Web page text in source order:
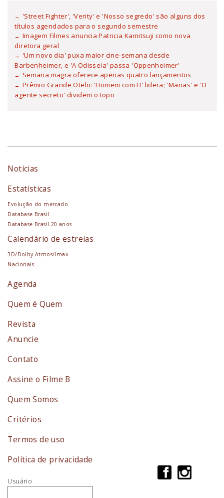
'Street Fighter', 'Verity' e 'Nosso segredo' são alguns dos
títulos agendados para o segundo semestre
Imagem Filmes anuncia Patricia Kamitsuji como nova
diretora geral
'Um novo dia' puxa maior cine-semana desde
Barbenheimer, e 'A Odisseia' passa 'Oppenheimer'
Semana magra oferece apenas quatro lançamentos
Prêmio Grande Otelo: 'Homem com H' lidera; 'Manas' e 'O
agente secreto' dividem o topo
Notícias
Estatísticas
Evolução do mercado
Database Brasil
Database Brasil 20 anos
Calendário de estreias
3D/Dolby Atmos/Imax
Nacionais
Agenda
Quem é Quem
Revista
Anuncie
Contato
Assine o Filme B
Quem Somos
Critérios
Termos de uso
Política de privacidade
Usuário